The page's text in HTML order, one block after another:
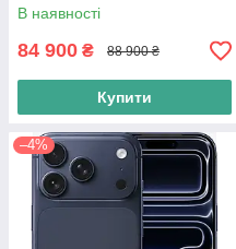
В наявності
84 900 ₴ 88 900 ₴
Купити
–4%